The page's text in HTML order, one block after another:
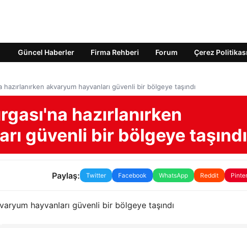
Güncel Haberler Firma Rehberi Forum Çerez
hazırlanırken akvaryum hayvanları güvenli bir bölgeye taşındı
hazırlanırken
güvenli bir bölgeye taşındı
Paylaş: Twitter Facebook WhatsApp Reddit
hayvanları güvenli bir bölgeye taşındı